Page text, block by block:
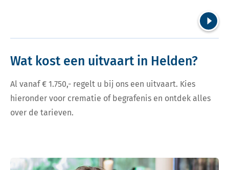
Wat kost een uitvaart in Helden?
Al vanaf € 1.750,- regelt u bij ons een uitvaart. Kies
hieronder voor crematie of begrafenis en ontdek alles
over de tarieven.
Bekijk tarieven voor crematie